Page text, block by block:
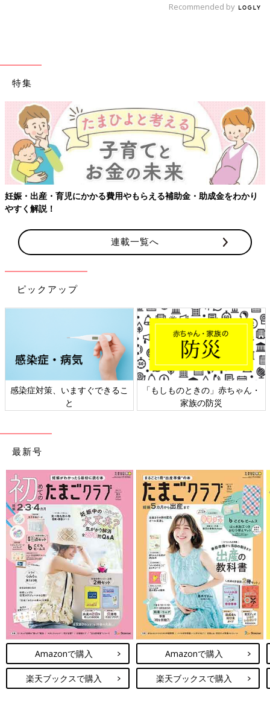
Recommended by
特集
妊娠・出産・育児にかかる費用やもらえる補助金・助成金をわかり
やすく解説！
連載一覧へ
ピックアップ
感染症対策、いますぐできるこ
と
「もしものときの」赤ちゃん・
家族の防災
最新号
Amazonで購入
楽天ブックスで購入
Amazonで購入
楽天ブックスで購入